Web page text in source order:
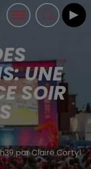
UNE
SOIR
par Claire Cortyl